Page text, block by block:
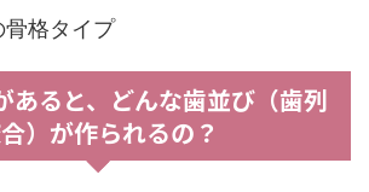
格タイプ
あると、どんな歯並び（歯列
）が作られるの？